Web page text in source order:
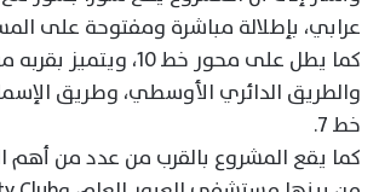
عرابي، بإطلالة مباشرة ومفتوحة على
كما يطل على محور خط 10،
والطريق الدائري الأوسطي، وطريق
خط 7.
كما يقع المشروع بالقرب من عدد من أهم